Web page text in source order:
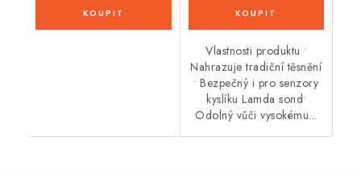
Vlastnosti produktu •
Nahrazuje tradiční těsnění
• Bezpečný i pro senzory
kyslíku Lamda sond•
Odolný vůči vysokému...